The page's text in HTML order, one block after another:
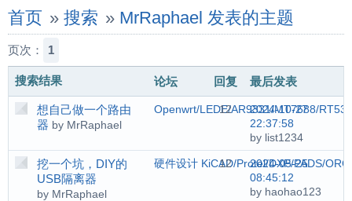
首页 » 搜索 » MrRaphael 发表的主题
页次： 1
搜索结果 论坛 回复 最后发表
想自己做一个路由
器 by MrRaphael
Openwrt/LEDE/AR9331/MT7688/
12
2024-10-27
22:37:58
by list1234
挖一个坑，DIY的
USB隔离器
by MrRaphael
硬件设计 KiCAD/Protel/DXP/PADS/
12
2024-05-25
08:45:12
by haohao123